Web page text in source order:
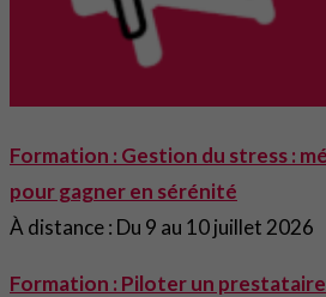
Formation : Gestion du stress :
pour gagner en sérénité
À distance : Du 9 au 10 juillet 2026
Formation : Piloter un prestataire